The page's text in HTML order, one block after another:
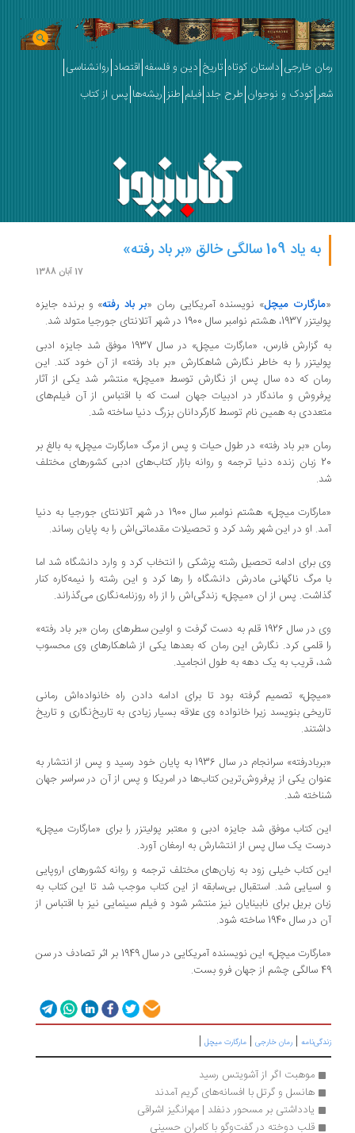
رمان خارجی داستان کوتاه تاریخ دین و فلسفه اقتصاد روانشناسی
شعر کودک و نوجوان طرح جلد فیلم طنز ریشه‌ها پس از کتاب
به یاد 109 سالگی خالق «بر باد رفته»
17 آبان 1388
«مارگارت میچل» نویسنده آمریکایی رمان «بر باد رفته» و برنده جایزه
پولیتزر 1937، هشتم نوامبر سال 1900 در شهر آتلانتای جورجیا متولد شد.
به گزارش فارس، «مارگارت میچل» در سال 1937 موفق شد جایزه ادبی
پولیتزر را به خاطر نگارش شاهکارش «بر باد رفته» از آن خود کند. این
رمان که ده سال پس از نگارش توسط «میچل» منتشر شد یکی از آثار
پرفروش و ماندگار در ادبیات جهان است که با اقتباس از آن فیلم‌های
متعددی به همین نام توسط کارگردانان بزرگ دنیا ساخته شد.
رمان «بر باد رفته» در طول حیات و پس از مرگ «مارگارت میچل» به بالغ بر
20 زبان زنده دنیا ترجمه و روانه بازار کتاب‌های ادبی کشورهای مختلف
شد.
«مارگارت میچل» هشتم نوامبر سال 1900 در شهر آتلانتای جورجیا به دنیا
آمد. او در این شهر رشد کرد و تحصیلات مقدماتی‌اش را به پایان رساند.
وی برای ادامه تحصیل رشته پزشکی را انتخاب کرد و وارد دانشگاه شد اما
با مرگ ناگهانی مادرش دانشگاه را رها کرد و این رشته را نیمه‌کاره کنار
گذاشت. پس از ان «میچل» زندگی‌اش را از راه روزنامه‌نگاری می‌گذراند.
وی در سال 1926 قلم به دست گرفت و اولین سطرهای رمان «بر باد رفته»
را قلمی کرد. نگارش این رمان که بعدها یکی از شاهکارهای وی محسوب
شد، قریب به یک دهه به طول انجامید.
«میچل» تصمیم گرفته بود تا برای ادامه دادن راه خانواده‌اش رمانی
تاریخی بنویسد زیرا خانواده وی علاقه بسیار زیادی به تاریخ‌نگاری و تاریخ
داشتند.
«بربادرفته» سرانجام در سال 1936 به پایان خود رسید و پس از انتشار به
عنوان یکی از پرفروش‌ترین کتاب‌ها در امریکا و پس از آن در سراسر جهان
شناخته شد.
این کتاب موفق شد جایزه ادبی و معتبر پولیتزر را برای «مارگارت میچل»
درست یک سال پس از انتشارش به ارمغان آورد.
این کتاب خیلی زود به زبان‌های مختلف ترجمه و روانه کشورهای اروپایی
و اسیایی شد. استقبال بی‌سابقه از این کتاب موجب شد تا این کتاب به
زبان بریل برای نابینایان نیز منتشر شود و فیلم سینمایی نیز با اقتباس از
آن در سال 1940 ساخته شود.
«مارگارت میچل» این نویسنده آمریکایی در سال 1949 بر اثر تصادف در سن
49 سالگی چشم از جهان فرو بست.
زندگی‌نامه | رمان خارجی | مارگارت میچل |
موهبت اگر از آشویتس رسید
هانسل و گرتل با افسانه‌های گریم آمدند
یادداشتی بر مسحور دنفلد | مهرانگیز اشراقی
قلب دوخته در گفت‌وگو با کامران حسینی